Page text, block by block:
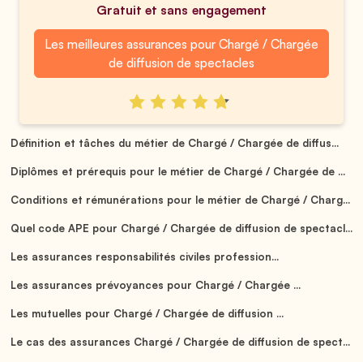
Gratuit et sans engagement
Les meilleures assurances pour Chargé / Chargée
de diffusion de spectacles
Définition et tâches du métier de Chargé / Chargée de diffus...
Diplômes et prérequis pour le métier de Chargé / Chargée de ...
Conditions et rémunérations pour le métier de Chargé / Charg...
Quel code APE pour Chargé / Chargée de diffusion de spectacl...
Les assurances responsabilités civiles profession...
Les assurances prévoyances pour Chargé / Chargée ...
Les mutuelles pour Chargé / Chargée de diffusion ...
Le cas des assurances Chargé / Chargée de diffusion de spect...